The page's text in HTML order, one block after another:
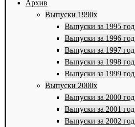
Архив
Выпуски 1990х
Выпуски за 1995 год
Выпуски за 1996 год
Выпуски за 1997 год
Выпуски за 1998 год
Выпуски за 1999 год
Выпуски 2000х
Выпуски за 2000 год
Выпуски за 2001 год
Выпуски за 2002 год